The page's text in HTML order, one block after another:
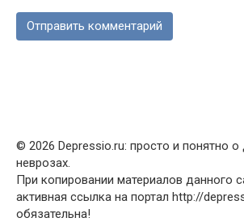
© 2026 Depressio.ru: просто и понятно о
неврозах.
При копировании материалов данного
активная ссылка на портал http://
обязательна!